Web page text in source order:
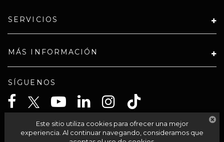
SERVICIOS
MÁS INFORMACIÓN
SÍGUENOS
CELTA SOLUCIONES SA PI DE CV
Este sitio utiliza cookies para ofrecer una mejor
experiencia. Al continuar navegando, consideramos que